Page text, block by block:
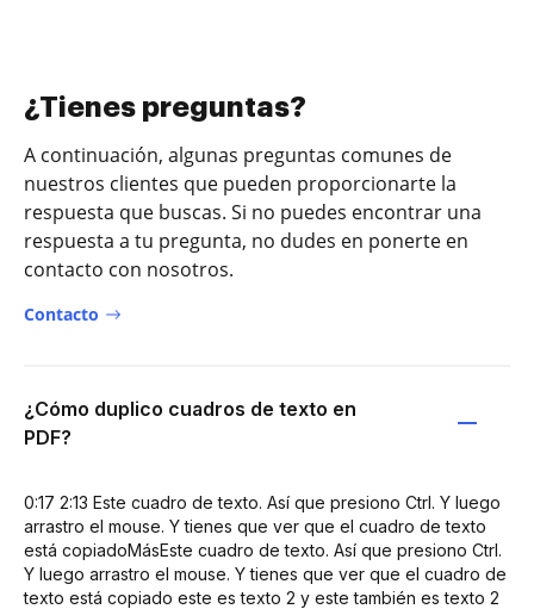
¿Tienes preguntas?
A continuación, algunas preguntas comunes de
nuestros clientes que pueden proporcionarte la
respuesta que buscas. Si no puedes encontrar una
respuesta a tu pregunta, no dudes en ponerte en
contacto con nosotros.
Contacto
¿Cómo duplico cuadros de texto en
PDF?
0:17 2:13 Este cuadro de texto. Así que presiono Ctrl. Y luego
arrastro el mouse. Y tienes que ver que el cuadro de texto
está copiadoMásEste cuadro de texto. Así que presiono Ctrl.
Y luego arrastro el mouse. Y tienes que ver que el cuadro de
texto está copiado este es texto 2 y este también es texto 2